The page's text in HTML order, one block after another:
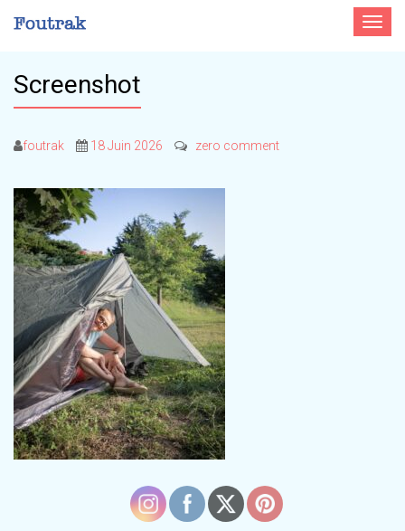
Toggle
Screenshot
foutrak 18 Juin 2026 zero comment